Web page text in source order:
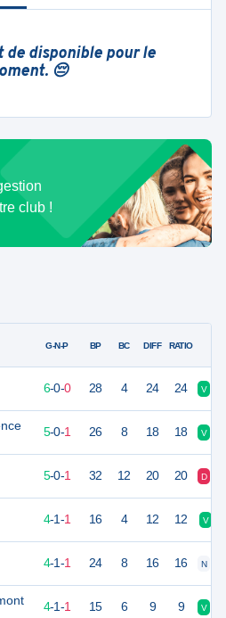
de disponible pour le
😔
club !
G-N-P BP BC DIFF RATIO
6-0-0 28 4 24 24 V
6 5-0-1 26 8 18 18 V
5-0-1 32 12 20 20 D
4-1-1 16 4 12 12 V
4-1-1 24 8 16 16 N
6 4-1-1 15 6 9 9 V